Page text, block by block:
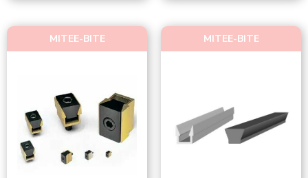
MITEE-BITE MITEE-BITE